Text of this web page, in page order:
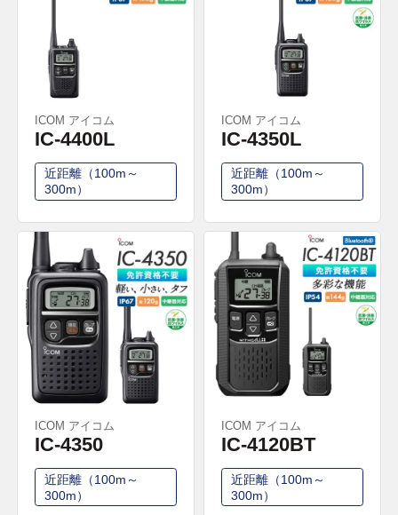
ICOM アイコム
IC-4400L
近距離（100m～
300m）
ICOM アイコム
IC-4350L
近距離（100m～
300m）
ICOM アイコム
IC-4350
近距離（100m～
300m）
ICOM アイコム
IC-4120BT
近距離（100m～
300m）